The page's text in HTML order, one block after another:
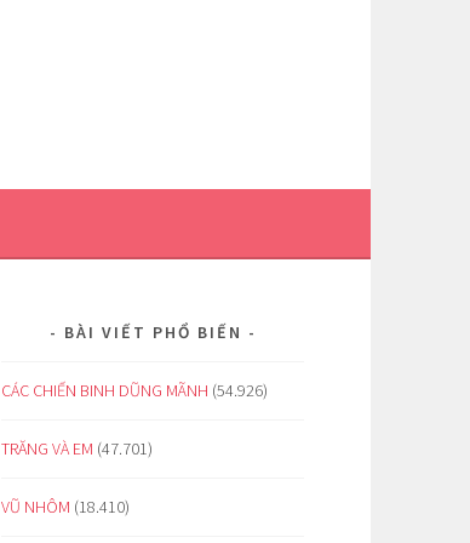
BÀI VIẾT PHỔ BIẾN
CÁC CHIẾN BINH DŨNG MÃNH (54.926)
TRĂNG VÀ EM (47.701)
VŨ NHÔM (18.410)